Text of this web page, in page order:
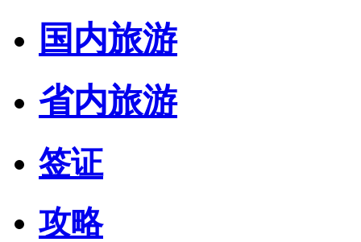
国内旅游
省内旅游
签证
攻略